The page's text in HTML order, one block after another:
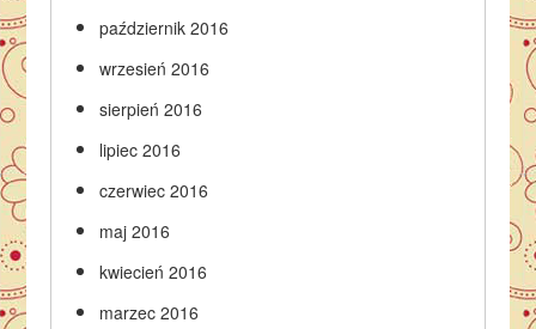
październik 2016
wrzesień 2016
sierpień 2016
lipiec 2016
czerwiec 2016
maj 2016
kwiecień 2016
marzec 2016